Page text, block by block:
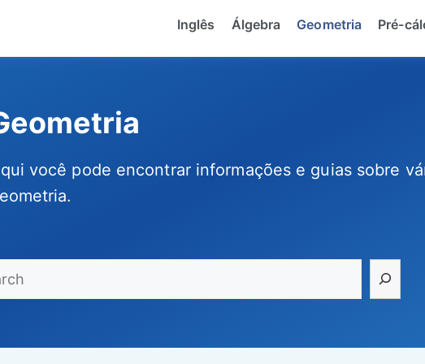
Inglês Álgebra Geometria Pré-
você pode encontrar informações e guias sobre